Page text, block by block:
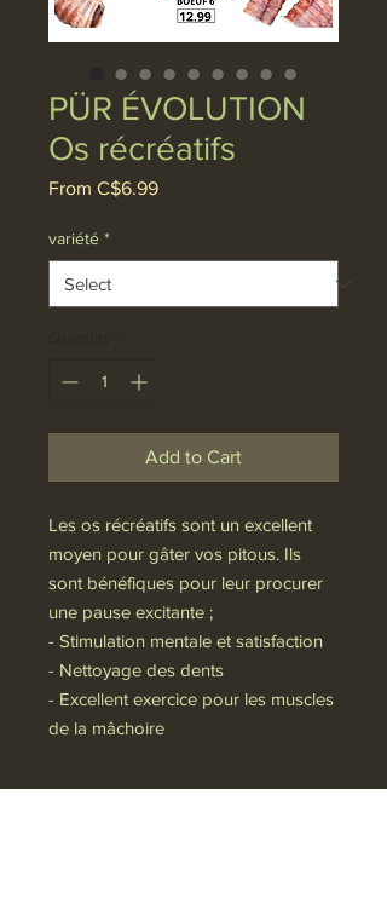
PÜR ÉVOLUTION
Os récréatifs
From C$6.99Sale
variété *
Add to Cart
Les os récréatifs sont un excellent
moyen pour gâter vos pitous. Ils
sont bénéfiques pour leur procurer
une pause excitante ;
- Stimulation mentale et satisfaction
- Nettoyage des dents
- Excellent exercice pour les muscles
de la mâchoire